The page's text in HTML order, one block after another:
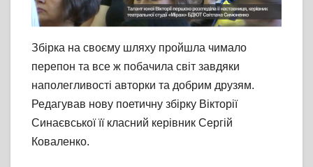
Збірка на своєму шляху пройшла чимало
перепон та все ж побачила світ завдяки
наполегливості авторки та добрим друзям.
Редагував нову поетичну збірку Вікторії
Синаєвської її класний керівник Сергій
Коваленко.